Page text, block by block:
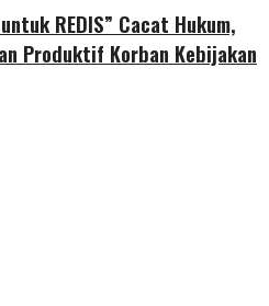
REDIS” Cacat Hukum,
Produktif Korban Kebijakan